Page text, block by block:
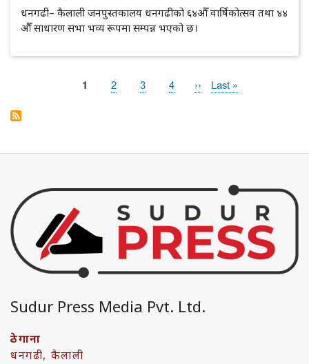
धनगढी– कैलाली जनपुस्तकालय धनगढीको ६४औँ वार्षिकोत्सव तथा ४४
औँ साधारण सभा भव्य रूपमा सम्पन्न भएको छ।
Page
1 Page
2 Page
3 Page
4
Next
››
Last
Last »
Sudur Press Media Pvt. Ltd.
ठेगाना
धनगढी, कैलाली